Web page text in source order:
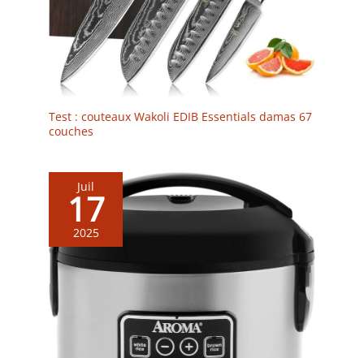
Test : couteaux Wakoli EDIB Essentials damas 67
couches
Juil
17
2025